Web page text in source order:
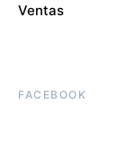
Ventas
FACEBOOK